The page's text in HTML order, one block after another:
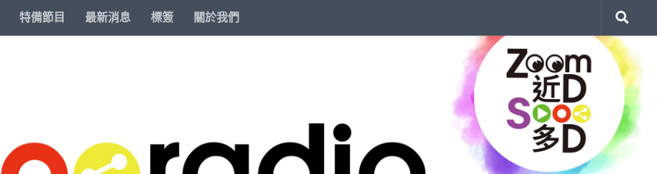
特備節目 最新消息 標簽 關於我們